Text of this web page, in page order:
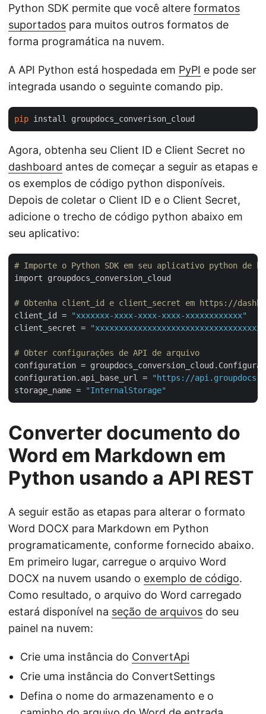
Python SDK permite que você altere formatos
suportados para muitos outros formatos de
forma programática na nuvem.
A API Python está hospedada em PyPI e pode ser
integrada usando o seguinte comando pip.
pip
Agora, obtenha seu Client ID e Client Secret no
dashboard antes de começar a seguir as etapas e
os exemplos de código python disponíveis.
Depois de coletar o Client ID e o Client Secret,
adicione o trecho de código python abaixo em
seu aplicativo:
# Importe o Python SDK em seu aplicativo python de
import groupdocs_conversion_cloud
# Obtenha client_id e client_secret em https://
client_id =
"xxxxxxx-xxxx-xxxx-xxxx-xxxxxxxxxxxx"
client_secret =
"xxxxxxxxxxxxxxxxxxxxxxxxxxxxxxxxxxx"
# Obter configurações de API de arquivo
configuration =
configuration.api_base_url =
"https://
storage_name =
"InternalStorage"
Converter documento do
Word em Markdown em
Python usando a API REST
A seguir estão as etapas para alterar o formato
Word DOCX para Markdown em Python
programaticamente, conforme fornecido abaixo.
Em primeiro lugar, carregue o arquivo Word
DOCX na nuvem usando o exemplo de código.
Como resultado, o arquivo do Word carregado
estará disponível na seção de arquivos do seu
painel na nuvem:
Crie uma instância do ConvertApi
Crie uma instância do ConvertSettings
Defina o nome do armazenamento e o